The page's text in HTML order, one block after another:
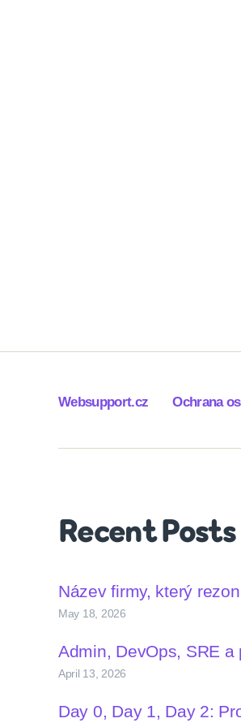
Websupport.cz Ochrana
Recent Posts
Název firmy, který
May 18, 2026
Admin, DevOps, SRE
April 13, 2026
Day 0, Day 1, Day 2: